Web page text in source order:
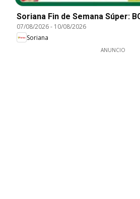
Soriana Fin de Semana Súper:
07/08/2026- 10/08/2026
Soriana
ANUNCIO